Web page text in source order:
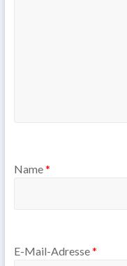
Name*
E-Mail-Adresse*